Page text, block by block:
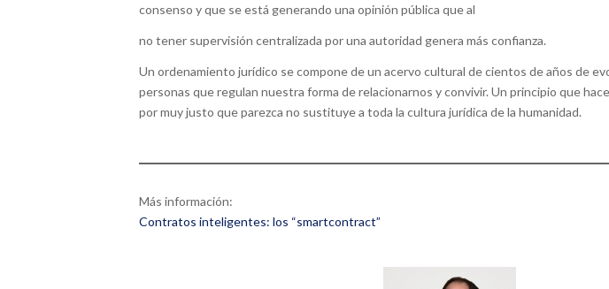
consenso y que se está generando una opinión pública que al
no tener supervisión centralizada por una autoridad genera más confianza.
Un ordenamiento jurídico se compone de un acervo cultural de cientos de años de
personas que regulan nuestra forma de relacionarnos y convivir. Un principio que
por muy justo que parezca no sustituye a toda la cultura jurídica de la humanidad.
Más información:
Contratos inteligentes: los “smartcontract”